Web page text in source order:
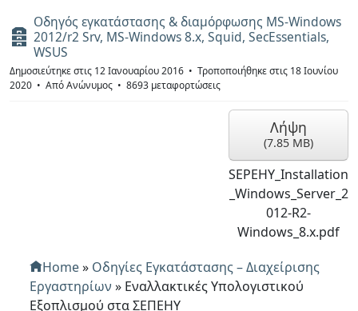
Α
ρ
ε
ί
Οδηγός εγκατάστασης & διαμόρφωσης MS-Windows
2012/r2 Srv, MS-Windows 8.x, Squid, SecEssentials,
WSUS
Δημοσιεύτηκε στις 12 Ιανουαρίου 2016
Τροποποιήθηκε στις 18 Ιουνίου
2020
ΑπόΑνώνυμος 8693 μεταφορτώσεις
Λήψη
(7.85 MB)
SEPEHY_Installation
_Windows_Server_2
012-R2-
Windows_8.x.pdf
Home» Οδηγίες Εγκατάστασης – Διαχείρισης
Εργαστηρίων » Εναλλακτικές Υπολογιστικού
Εξοπλισμού στα ΣΕΠΕΗΥ